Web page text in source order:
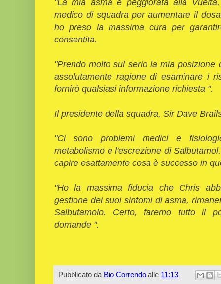
"La mia asma è peggiorata alla
medico di squadra per aumentare il
ho preso la massima cura per
consentita.
"Prendo molto sul serio la mia
assolutamente ragione di esaminare i
fornirò qualsiasi informazione richiesta ".
Il presidente della squadra, Sir Dave
"Ci sono problemi medici e
metabolismo e l'escrezione di
capire esattamente cosa è successo in
"Ho la massima fiducia che Chris
gestione dei suoi sintomi di asma,
Salbutamolo. Certo, faremo tutto il
domande ".
Pubblicato da Bio Correndo alle 11:13